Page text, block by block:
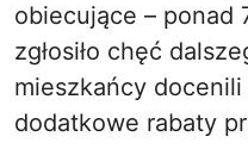
obiecujące – ponad
zgłosiło chęć
mieszkańcy
dodatkowe rabaty